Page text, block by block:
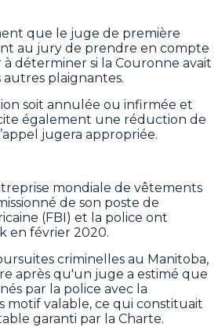
que le juge de première
au jury de prendre en compte
déterminer si la Couronne avait
plaignantes.
soit annulée ou infirmée et
également une réduction de
jugera appropriée.
mondiale de vêtements
de son poste de
(FBI) et la police ont
en février 2020.
criminelles au Manitoba,
après qu'un juge a estimé que
par la police avec la
motif valable, ce qui constituait
garanti par la Charte.